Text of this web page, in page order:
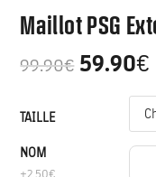
Maillot PSG
99.90€ 59.90€
TAILLE
NOM
+2.50€